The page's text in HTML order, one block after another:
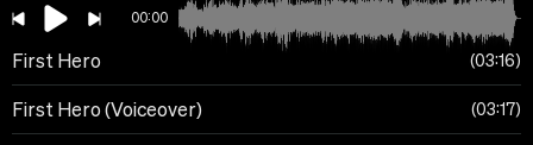
00:00
First Hero 03:16
First Hero (Voiceover) 03:17